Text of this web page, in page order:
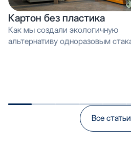
Картон без пластика
Как мы создали экологичную
альтернативу одноразовым стаканам,
Все статьи